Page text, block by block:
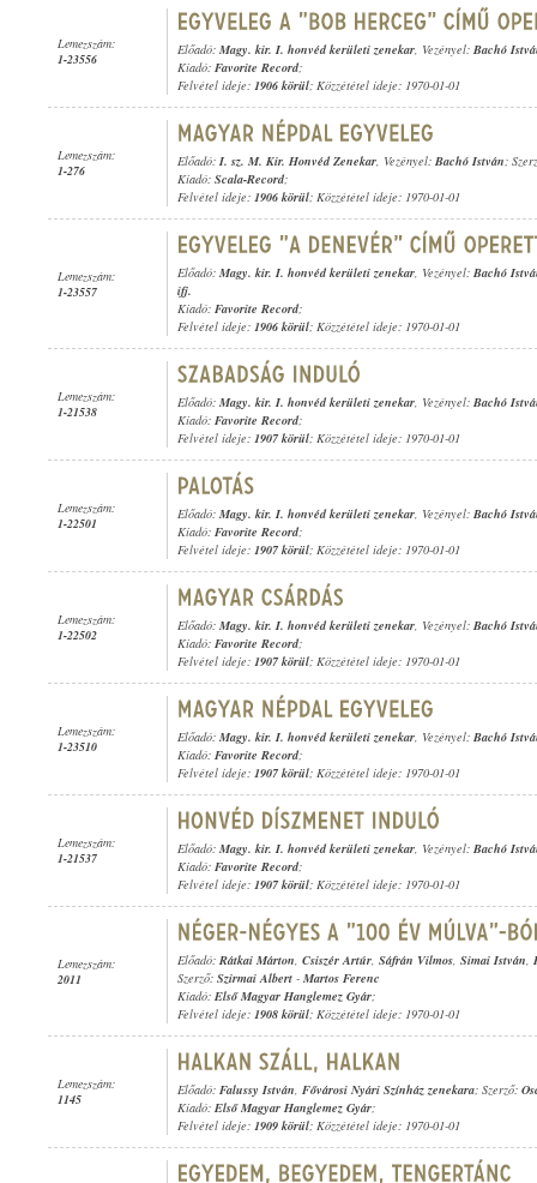
Lemezszám:
1-23556
Előadó: Magy. kir. I. honvéd kerületi zenekar, Vezényel: Bachó
Kiadó: Favorite Record;
Felvétel ideje: 1906 körül; Közzététel ideje: 1970-01-01
Lemezszám:
1-276
Előadó: I. sz. M. Kir. Honvéd Zenekar, Vezényel: Bachó István;
Kiadó: Scala-Record;
Felvétel ideje: 1906 körül; Közzététel ideje: 1970-01-01
Lemezszám:
1-23557
Előadó: Magy. kir. I. honvéd kerületi zenekar, Vezényel: Bachó
ifj.
Kiadó: Favorite Record;
Felvétel ideje: 1906 körül; Közzététel ideje: 1970-01-01
Lemezszám:
1-21538
Előadó: Magy. kir. I. honvéd kerületi zenekar, Vezényel: Bachó
Kiadó: Favorite Record;
Felvétel ideje: 1907 körül; Közzététel ideje: 1970-01-01
Lemezszám:
1-22501
Előadó: Magy. kir. I. honvéd kerületi zenekar, Vezényel: Bachó
Kiadó: Favorite Record;
Felvétel ideje: 1907 körül; Közzététel ideje: 1970-01-01
Lemezszám:
1-22502
Előadó: Magy. kir. I. honvéd kerületi zenekar, Vezényel: Bachó
Kiadó: Favorite Record;
Felvétel ideje: 1907 körül; Közzététel ideje: 1970-01-01
Lemezszám:
1-23510
Előadó: Magy. kir. I. honvéd kerületi zenekar, Vezényel: Bachó
Kiadó: Favorite Record;
Felvétel ideje: 1907 körül; Közzététel ideje: 1970-01-01
Lemezszám:
1-21537
Előadó: Magy. kir. I. honvéd kerületi zenekar, Vezényel: Bachó
Kiadó: Favorite Record;
Felvétel ideje: 1907 körül; Közzététel ideje: 1970-01-01
Lemezszám:
2011
Előadó: Rátkai Márton, Csiszér Artúr, Sáfrán Vilmos, Simai István,
Szerző: Szirmai Albert - Martos Ferenc
Kiadó: Első Magyar Hanglemez Gyár;
Felvétel ideje: 1908 körül; Közzététel ideje: 1970-01-01
Lemezszám:
1145
Előadó: Falussy István, Fővárosi Nyári Színház zenekara; Szerző:
Kiadó: Első Magyar Hanglemez Gyár;
Felvétel ideje: 1909 körül; Közzététel ideje: 1970-01-01